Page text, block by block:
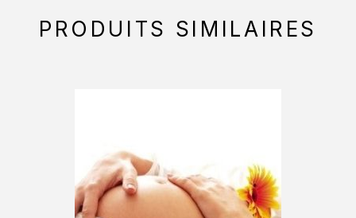
PRODUITS SIMILAIRES
voir apparaître